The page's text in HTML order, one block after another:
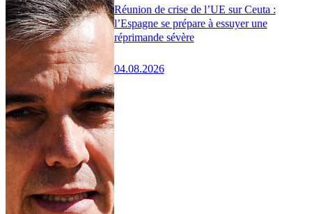
Réunion de crise de l’UE sur Ceuta :
l’Espagne se prépare à essuyer une
réprimande sévère
04.08.2026